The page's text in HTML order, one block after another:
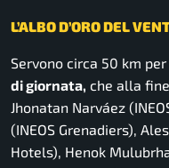
L’ALBO D’ORO DEL
Servono circa 50 km
di giornata, che alla
Jhonatan Narváez
(INEOS Grenadiers),
Hotels), Henok